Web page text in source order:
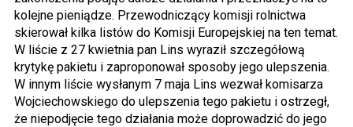
kolejne pieniądze. Przewodniczący komisji rolnictwa
skierował kilka listów do Komisji Europejskiej na ten temat.
W liście z 27 kwietnia pan Lins wyraził szczegółową
krytykę pakietu i zaproponował sposoby jego ulepszenia.
W innym liście wysłanym 7 maja Lins wezwał komisarza
Wojciechowskiego do ulepszenia tego pakietu i ostrzegł,
że niepodjęcie tego działania może doprowadzić do jego